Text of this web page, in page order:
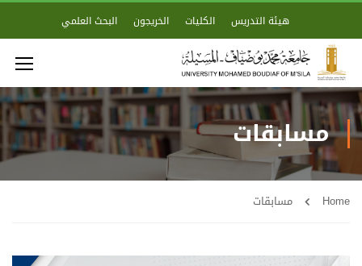
هيئة التدريس الكليات الخريجون البحث العلمي
مسابقات
Home مسابقات